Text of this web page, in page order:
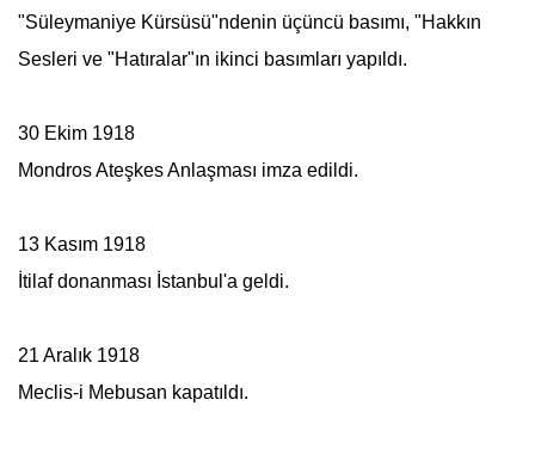
"Süleymaniye Kürsüsü"ndenin üçüncü basımı, "Hakkın
Sesleri ve "Hatıralar"ın ikinci basımları yapıldı.
30 Ekim 1918
Mondros Ateşkes Anlaşması imza edildi.
13 Kasım 1918
İtilaf donanması İstanbul'a geldi.
21 Aralık 1918
Meclis-i Mebusan kapatıldı.